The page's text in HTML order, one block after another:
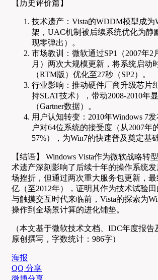
【历史评价篇】
技术遗产：Vista的WDDM模型成为
架，UAC机制被后续系统优化为静
现零弹出）。
市场教训：微软通过SP1（2007年2
月）两次大规模更新，将系统启动
（RTM版）优化至27秒（SP2）。
行业影响：推动硬件厂商升级芯片
持SLAT技术），带动2008-2010年
（Gartner数据）。
用户认知转变：2010年Windows 7
户对64位系统的接受度（从2007年
57%），为Win7的快速普及奠定基础
【结语】 Windows Vista作为微软战略转
术遗产深刻影响了后续十年的操作系统
场挫折，但通过两次重大服务包更新，
亿（至2012年），证明其作为技术试验
与触摸交互时代来临前，Vista的探索为
操作到全场景计算的进化铺垫。
（本文基于微软技术文档、IDC年度报
原创撰写，字数统计：986字）
海报
QQ 分享